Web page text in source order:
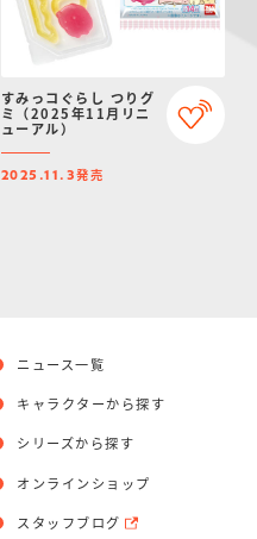
すみっコぐらし つりグ
ミ（2025年11月リニ
ューアル）
2025.11.3発売
ニュース一覧
キャラクターから探す
シリーズから探す
オンラインショップ
スタッフブログ